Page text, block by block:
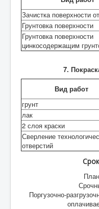
Зачистка поверхности
Грунтовка поверхности
Грунтовка поверхности
цинкосодержащим
7.
Вид работ
грунт
лак
2 слоя краски
Сверление
отверстий
Поргузочно-